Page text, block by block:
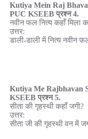
Kutiya Mein Raj
PUC KSEEB प्रश्न 4.
नवीन फल नित्य कहाँ मिला
उत्तर:
डाली-डाली में नित्य नवीन
Kutiya Me Rajbhavan
KSEEB प्रश्न 5.
सीता की गृहस्थी कहाँ जगी?
उत्तर:
सीता जी की गृहस्थी वन में